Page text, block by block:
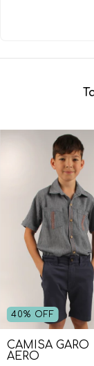
40% OFF
CAMISA GARO
AERO